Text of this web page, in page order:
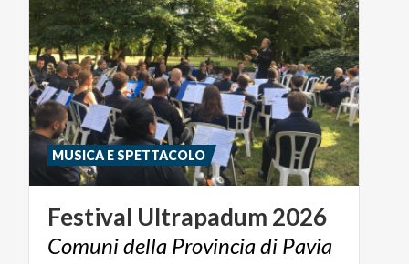
Festival Ultrapadum 2026
Comunidella Provinciadi Pavia
MUSICA E SPETTACOLO